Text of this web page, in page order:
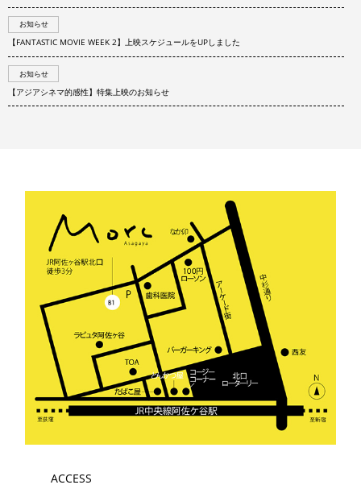
お知らせ
【FANTASTIC MOVIE WEEK 2】上映スケジュールをUPしました
お知らせ
【アジアシネマ的感性】特集上映のお知らせ
ACCESS